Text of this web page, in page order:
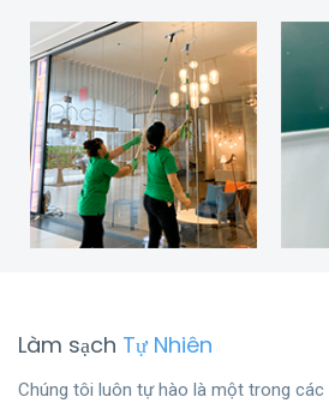
Làm sạch Tự Nhiên
Chúng tôi luôn tự hào là một trong